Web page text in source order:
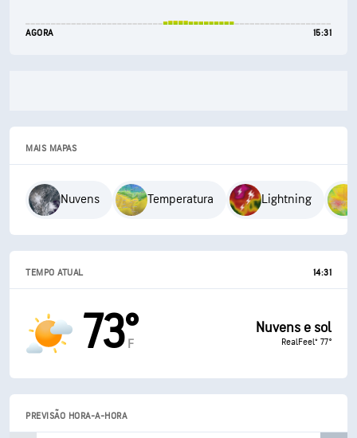
AGORA 15:31
MAIS MAPAS
Nuvens Temperatura Lightning
TEMPO ATUAL 14:31
73°
F
Nuvens e sol
RealFeel® 77°
PREVISÃO HORA-A-HORA